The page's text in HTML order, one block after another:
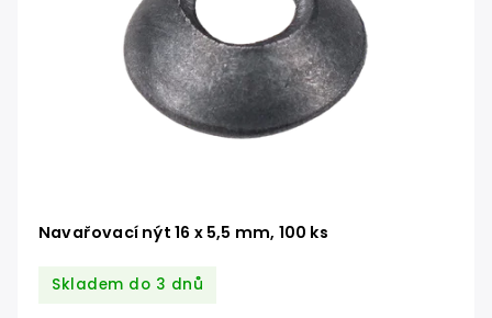
Navařovací nýt 16 x 5,5 mm, 100 ks
Skladem do 3 dnů